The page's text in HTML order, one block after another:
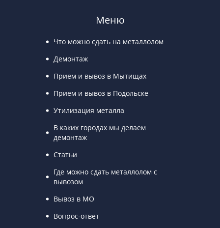
Меню
Что можно сдать на металлолом
Демонтаж
Прием и вывоз в Мытищах
Прием и вывоз в Подольске
Утилизация металла
В каких городах мы делаем
демонтаж
Статьи
Где можно сдать металлолом с
вывозом
Вывоз в МО
Вопрос-ответ